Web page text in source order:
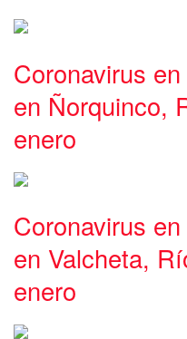
Coronavirus
en Ñorquinco,
enero
Coronavirus
en Valcheta,
enero